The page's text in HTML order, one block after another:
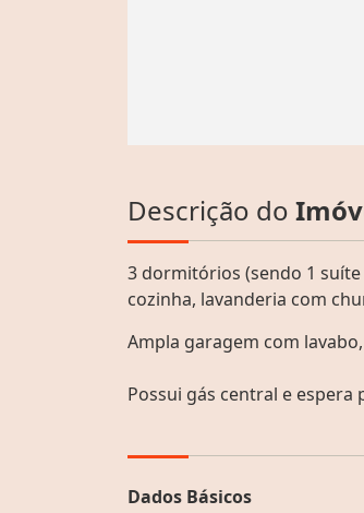
Descrição do
3 dormitórios (sendo 1
cozinha, lavanderia com
Ampla garagem com
Possui gás central e espera
Dados Básicos